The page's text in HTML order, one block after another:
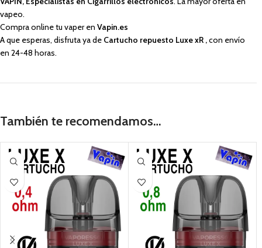
vapeo.
Compra online tu vaper en Vapin.es
A que esperas, disfruta ya de Cartucho repuesto Luxe xR ,con envío
en 24-48 horas.
También te recomendamos…